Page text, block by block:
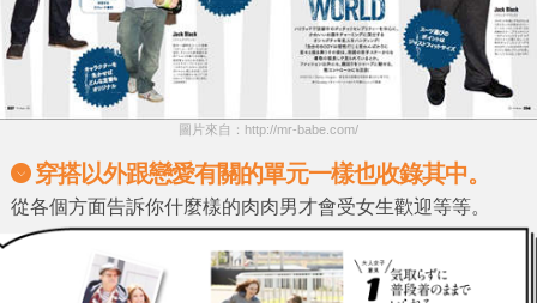
圖片來自：http://mr-babe.com/
穿搭以外跟戀愛有關的單元一樣也收錄其中。
從各個方面告訴你什麼樣的肉肉男才會受女生歡迎等等。